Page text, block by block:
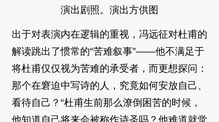
演出剧照。演出方供图
出于对表演内在逻辑的重视，冯远征对杜甫的
解读跳出了惯常的“苦难叙事”——他不满足于
将杜甫仅仅视为苦难的承受者，而更想探问：
那个在窘迫中写诗的人，究竟如何安放自己、
看待自己？“杜甫生前那么潦倒困苦的时候，
他知道自己将来会被称作诗圣吗？他难道就觉